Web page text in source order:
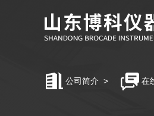
公司简介 > 在